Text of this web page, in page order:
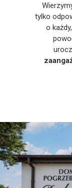
tylko
o